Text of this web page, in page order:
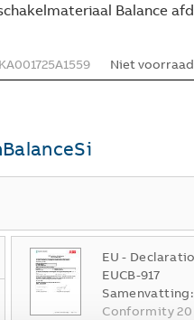
Balance
Niet
EU -
EUCB-917
Samenvatting:
Conformity 20